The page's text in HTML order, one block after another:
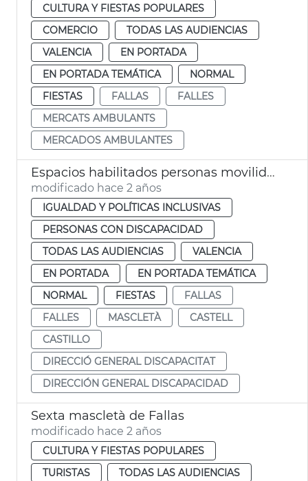
CULTURA Y FIESTAS POPULARES
COMERCIO
TODAS LAS AUDIENCIAS
VALENCIA
EN PORTADA
EN PORTADA TEMÁTICA
NORMAL
FIESTAS
FALLAS
FALLES
MERCATS AMBULANTS
MERCADOS AMBULANTES
Espacios habilitados personas movilidad reducida
modificado hace 2 años
IGUALDAD Y POLÍTICAS INCLUSIVAS
PERSONAS CON DISCAPACIDAD
TODAS LAS AUDIENCIAS
VALENCIA
EN PORTADA
EN PORTADA TEMÁTICA
NORMAL
FIESTAS
FALLAS
FALLES
MASCLETÀ
CASTELL
CASTILLO
DIRECCIÓ GENERAL DISCAPACITAT
DIRECCIÓN GENERAL DISCAPACIDAD
Sexta mascletà de Fallas
modificado hace 2 años
CULTURA Y FIESTAS POPULARES
TURISTAS
TODAS LAS AUDIENCIAS